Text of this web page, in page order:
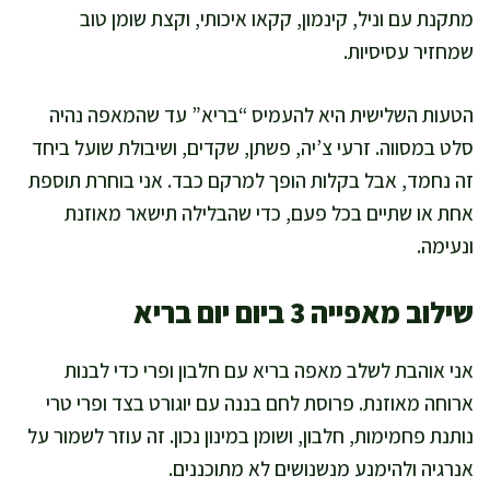
מתקנת עם וניל, קינמון, קקאו איכותי, וקצת שומן טוב
שמחזיר עסיסיות.
הטעות השלישית היא להעמיס “בריא” עד שהמאפה נהיה
סלט במסווה. זרעי צ’יה, פשתן, שקדים, ושיבולת שועל ביחד
זה נחמד, אבל בקלות הופך למרקם כבד. אני בוחרת תוספת
אחת או שתיים בכל פעם, כדי שהבלילה תישאר מאוזנת
ונעימה.
שילוב מאפייה 3 ביום יום בריא
אני אוהבת לשלב מאפה בריא עם חלבון ופרי כדי לבנות
ארוחה מאוזנת. פרוסת לחם בננה עם יוגורט בצד ופרי טרי
נותנת פחמימות, חלבון, ושומן במינון נכון. זה עוזר לשמור על
אנרגיה ולהימנע מנשנושים לא מתוכננים.